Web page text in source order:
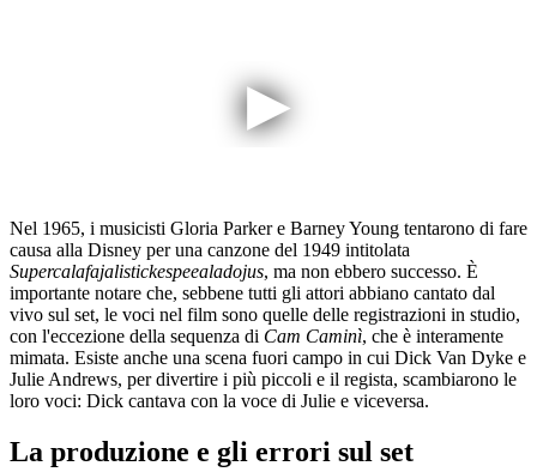
Nel 1965, i musicisti Gloria Parker e Barney Young tentarono di fare
causa alla Disney per una canzone del 1949 intitolata
Supercalafajalistickespeealadojus, ma non ebbero successo. È
importante notare che, sebbene tutti gli attori abbiano cantato dal
vivo sul set, le voci nel film sono quelle delle registrazioni in studio,
con l'eccezione della sequenza di Cam Caminì, che è interamente
mimata. Esiste anche una scena fuori campo in cui Dick Van Dyke e
Julie Andrews, per divertire i più piccoli e il regista, scambiarono le
loro voci: Dick cantava con la voce di Julie e viceversa.
La produzione e gli errori sul set